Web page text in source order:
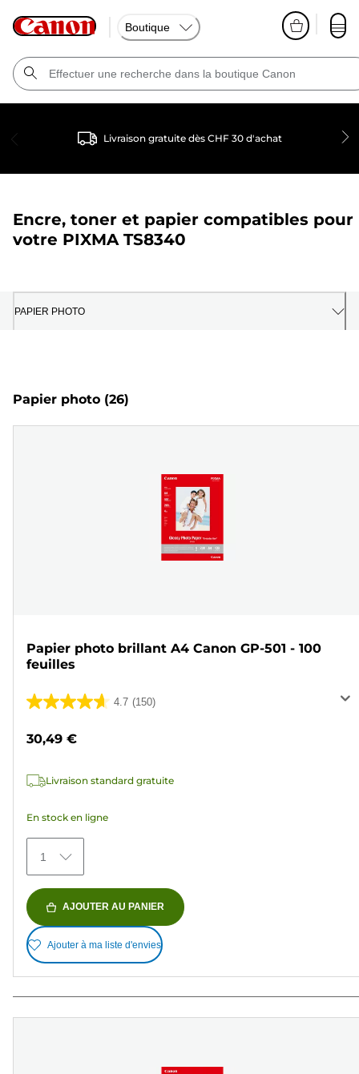
Boutique
Livraison gratuite dès CHF 30 d'achat
Encre, toner et papier compatibles pour
votre PIXMA TS8340
PAPIER PHOTO
Papier photo (26)
Papier photo brillant A4 Canon GP-501 - 100
feuilles
4.7 (150)
4.7
5
150
30,49 €
Livraison standard gratuite
En stock en ligne
1
AJOUTER AU PANIER
Ajouter à ma liste d'envies